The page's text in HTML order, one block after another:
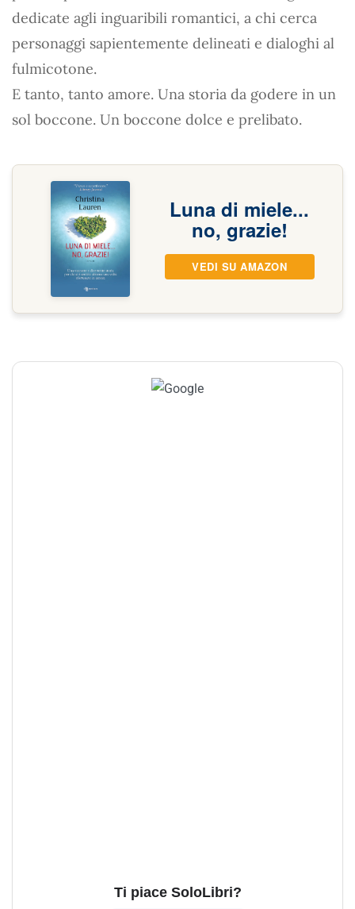
dedicate agli inguaribili romantici, a chi cerca
personaggi sapientemente delineati e dialoghi al
fulmicotone.
E tanto, tanto amore. Una storia da godere in un
sol boccone. Un boccone dolce e prelibato.
Luna di miele...
no, grazie!
VEDI SU AMAZON
Ti piace SoloLibri?